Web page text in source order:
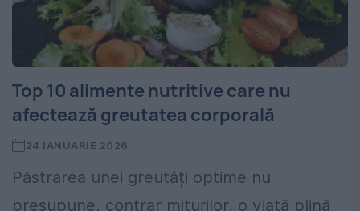
Top 10 alimente nutritive care nu
afectează greutatea corporală
24 IANUARIE 2026
Păstrarea unei greutăți optime nu
presupune, contrar miturilor, o viață plină